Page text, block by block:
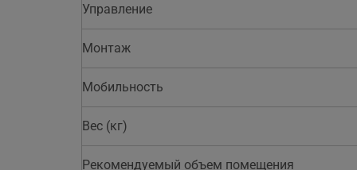
Управление
Монтаж
Мобильность
Вес (кг)
Рекомендуемый объем помещения